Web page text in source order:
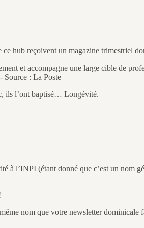
hub reçoivent un magazine trimestriel
et accompagne une large cible de
Source : La Poste
ils l’ont baptisé… Longévité.
l’INPI (étant donné que c’est un nom
nom que votre newsletter dominicale